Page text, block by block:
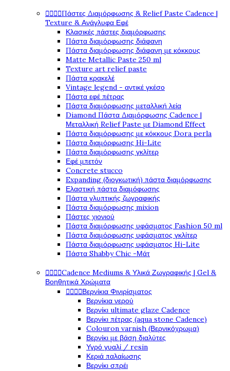
Πάστες Διαμόρφωσης & Relief Paste Cadence |
Texture & Ανάγλυφα Εφέ
Κλασικές πάστες διαμόρφωσης
Πάστα διαμόρφωσης διάφανη
Πάστα διαμόρφωσης διάφανη με κόκκους
Matte Metallic Paste 250 ml
Texture art relief paste
Πάστα κρακελέ
Vintage legend - αντικέ γκέσο
Πάστα εφέ πέτρας
Πάστα διαμόρφωσης μεταλλική λεία
Diamond Πάστα Διαμόρφωσης Cadence |
Μεταλλική Relief Paste με Diamond Effect
Πάστα διαμόρφωσης με κόκκους Dora perla
Πάστα διαμόρφωσης Hi-Lite
Πάστα διαμόρφωσης γκλίτερ
Εφέ μπετόν
Concrete stucco
Expanding (διογκωτική) πάστα διαμόρφωσης
Ελαστική πάστα διαμόφωσης
Πάστα γλυπτικής ζωγραφικής
Πάστα διαμόρφωσης mixion
Πάστες χιονιού
Πάστα διαμόρφωσης υφάσματος Fashion 50 ml
Πάστα διαμόρφωσης υφάσματος γκλίτερ
Πάστα διαμόρφωσης υφάσματος Hi-Lite
Πάστα Shabby Chic -Μάτ
Cadence Mediums & Υλικά Ζωγραφικής | Gel &
Βοηθητικά Χρώματα
Βερνίκια Φινιρίσματος
Βερνίκια νερού
Βερνίκι ultimate glaze Cadence
Βερνίκι πέτρας (aqua stone Cadence)
Colouron varnish (Βερνικόχρωμα)
Βερνίκι με βάση διαλύτες
Υγρό γυαλί / resin
Κεριά παλαίωσης
Βερνίκι σπρέι